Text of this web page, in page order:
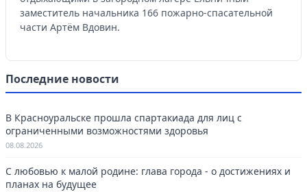
заместитель начальника 166 пожарно-спасательной
части Артём Вдовин.
Последние новости
В Красноуральске прошла спартакиада для лиц с
ограниченными возможностями здоровья
08.08.2026
С любовью к малой родине: глава города - о достижениях и
планах на будущее